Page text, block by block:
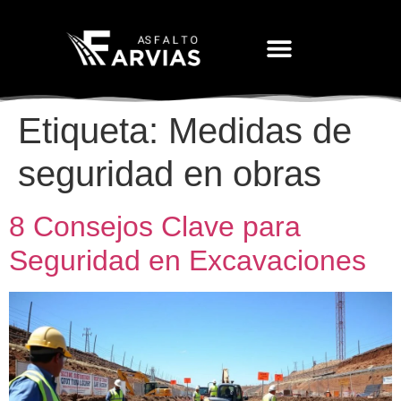
Etiqueta: Medidas de
seguridad en obras
8 Consejos Clave para
Seguridad en Excavaciones